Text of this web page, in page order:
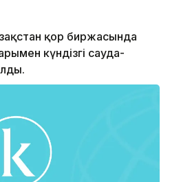
қор биржасында
күндізгі сауда-